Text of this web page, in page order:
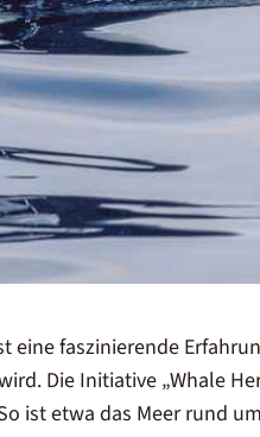
faszinierende
Die Initiative „Whale
ist etwa das Meer rund